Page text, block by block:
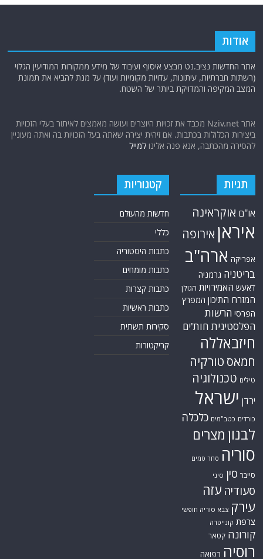
אודות
אתר החדשות נציב.נט מבצע איסוף ועיבוד של מידע ממקורות המודיעין הגלוי
(רשתות חברתיות, עיתונות, עדויות מקומיות ועוד) על מנת להביא את תמונת
המצב המקיפה והמדויקת ביותר של השטח.
אתר Nziv.net מכבד את זכויות היוצרים ועושה מאמצים לאיתור בעלי הזכויות
ביצירות הכלולות בכתבות. אם זיהית יצירה שאתה בעל הזכויות בה ואתה מעוניין
להסירה מהכתבה, אנא פנה אלינולמייל
תגיות
או"ם אוקראינה
איראן אירופה
אפריקה ארה"ב
בריטניה גרמניה
דאעש האמירויות הגולן
המזרח התיכון המפרץ
הפרסי הרשות
הפלסטינית חות'ים
חיזבאללה
חמאס טורקיה
טילים טכנולוגיה
ירדן ישראל
כורדים כטב"מים כלכלה
לבנון מצרים
סוריה סחר סמים
סייבר סין סיני
סעודיה עזה
עירק צבא סוריה חופשי
צרפת קונייטרה
קורונה קטאר
רוסיה רפואה
קטגוריות
חדשות מהעולם
כללי
כתבות היסטוריה
כתבות מומחים
כתבות קצרות
כתבות ראשיות
סקירות תשתית
קריקטורות